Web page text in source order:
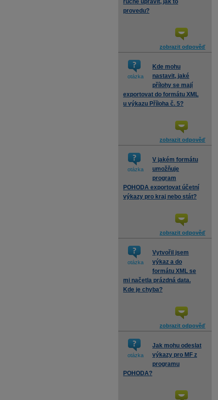
ručně upravit, jak to
provedu?
zobrazit odpověď
otázka
Kde mohu
nastavit, jaké
přílohy se mají
exportovat do formátu XML
u výkazu Příloha č. 5?
zobrazit odpověď
otázka
V jakém formátu
umožňuje
program
POHODA exportovat účetní
výkazy pro kraj nebo stát?
zobrazit odpověď
otázka
Vytvořil jsem
výkaz a do
formátu XML se
mi načetla prázdná data.
Kde je chyba?
zobrazit odpověď
otázka
Jak mohu odeslat
výkazy pro MF z
programu
POHODA?